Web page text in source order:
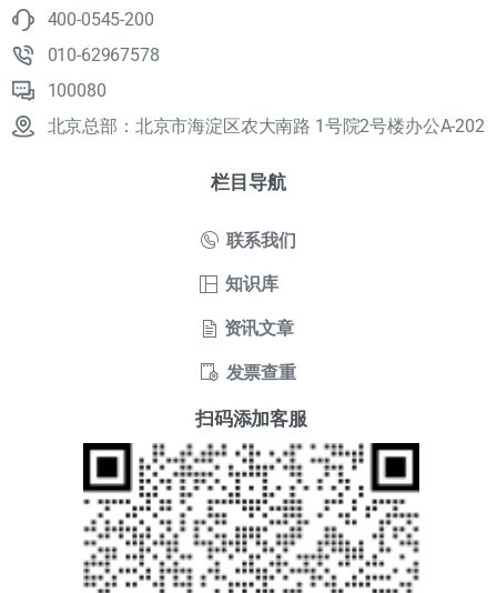
400-0545-200
010-62967578
100080
北京总部：北京市海淀区农大南路 1号院2号楼办公A-202
栏目导航
联系我们
知识库
资讯文章
发票查重
扫码添加客服